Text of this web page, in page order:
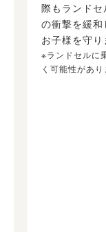
際もランド
の衝撃を緩
お子様を守り
※ランドセルに
く可能性があり